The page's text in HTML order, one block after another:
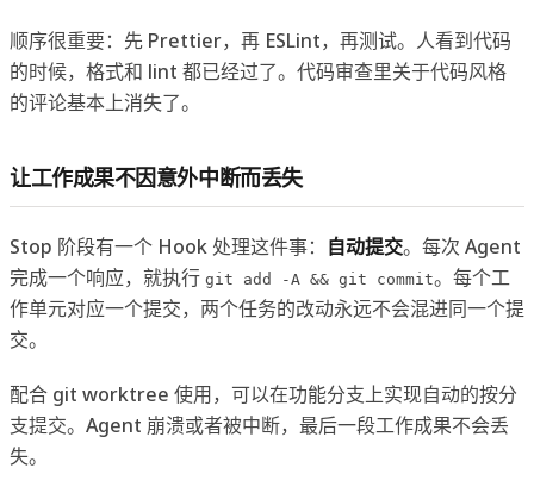
顺序很重要：先 Prettier，再 ESLint，再测试。人看到代码
的时候，格式和 lint 都已经过了。代码审查里关于代码风格
的评论基本上消失了。
让工作成果不因意外中断而丢失
Stop 阶段有一个 Hook 处理这件事： 自动提交。每次 Agent
完成一个响应，就执行 git add -A && git commit。每个工
作单元对应一个提交，两个任务的改动永远不会混进同一个提
交。
配合 git worktree 使用，可以在功能分支上实现自动的按分
支提交。Agent 崩溃或者被中断，最后一段工作成果不会丢
失。